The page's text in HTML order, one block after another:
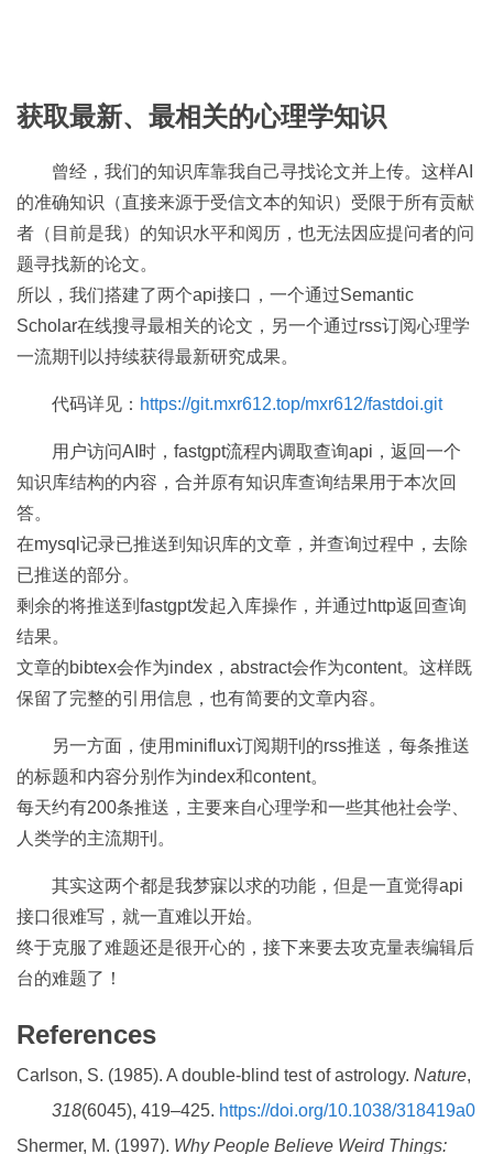
获取最新、最相关的心理学知识
曾经，我们的知识库靠我自己寻找论文并上传。这样AI
的准确知识（直接来源于受信文本的知识）受限于所有贡献
者（目前是我）的知识水平和阅历，也无法因应提问者的问
题寻找新的论文。
所以，我们搭建了两个api接口，一个通过Semantic
Scholar在线搜寻最相关的论文，另一个通过rss订阅心理学
一流期刊以持续获得最新研究成果。
代码详见： https://git.mxr612.top/mxr612/fastdoi.git
用户访问AI时，fastgpt流程内调取查询api，返回一个
知识库结构的内容，合并原有知识库查询结果用于本次回
答。
在mysql记录已推送到知识库的文章，并查询过程中，去除
已推送的部分。
剩余的将推送到fastgpt发起入库操作，并通过http返回查询
结果。
文章的bibtex会作为index，abstract会作为content。这样既
保留了完整的引用信息，也有简要的文章内容。
另一方面，使用miniflux订阅期刊的rss推送，每条推送
的标题和内容分别作为index和content。
每天约有200条推送，主要来自心理学和一些其他社会学、
人类学的主流期刊。
其实这两个都是我梦寐以求的功能，但是一直觉得api
接口很难写，就一直难以开始。
终于克服了难题还是很开心的，接下来要去攻克量表编辑后
台的难题了！
References
Carlson, S. (1985). A double-blind test of astrology. Nature,
318(6045), 419–425. https://doi.org/10.1038/318419a0
Shermer, M. (1997). Why People Believe Weird Things: